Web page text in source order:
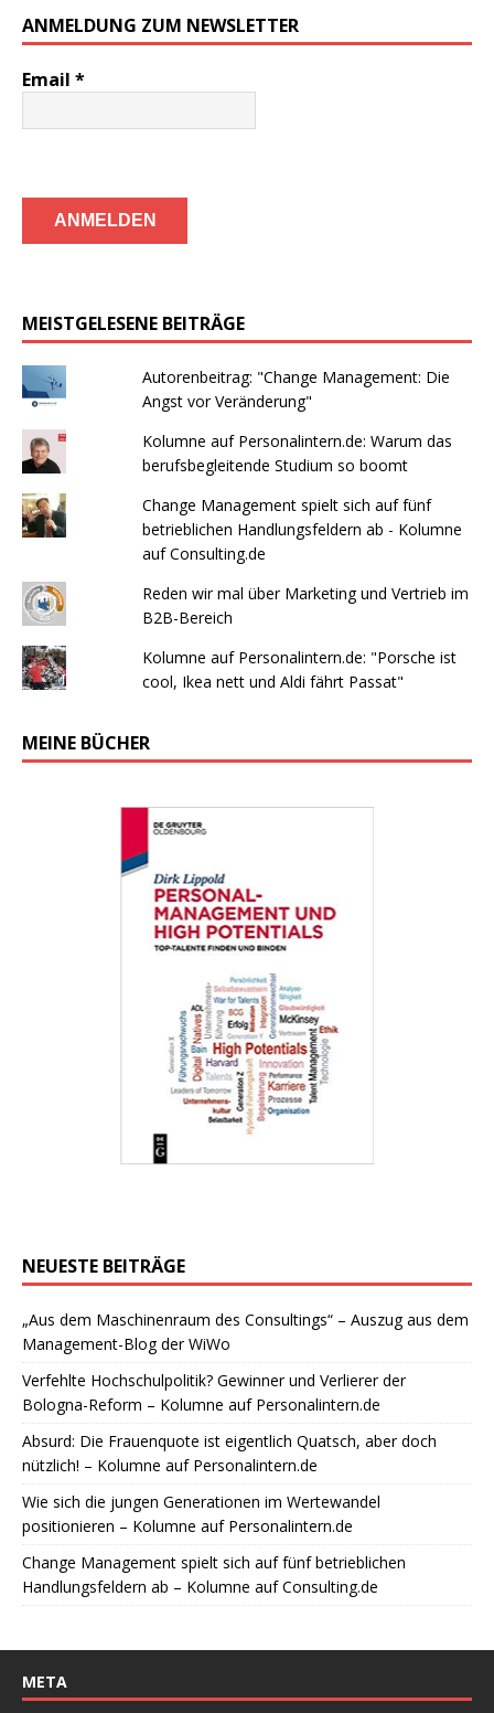
ANMELDUNG ZUM NEWSLETTER
Email *
MEISTGELESENE BEITRÄGE
Autorenbeitrag: "Change Management: Die
Angst vor Veränderung"
Kolumne auf Personalintern.de: Warum das
berufsbegleitende Studium so boomt
Change Management spielt sich auf fünf
betrieblichen Handlungsfeldern ab - Kolumne
auf Consulting.de
Reden wir mal über Marketing und Vertrieb im
B2B-Bereich
Kolumne auf Personalintern.de: "Porsche ist
cool, Ikea nett und Aldi fährt Passat"
MEINE BÜCHER
NEUESTE BEITRÄGE
„Aus dem Maschinenraum des Consultings“ – Auszug aus dem
Management-Blog der WiWo
Verfehlte Hochschulpolitik? Gewinner und Verlierer der
Bologna-Reform – Kolumne auf Personalintern.de
Absurd: Die Frauenquote ist eigentlich Quatsch, aber doch
nützlich! – Kolumne auf Personalintern.de
Wie sich die jungen Generationen im Wertewandel
positionieren – Kolumne auf Personalintern.de
Change Management spielt sich auf fünf betrieblichen
Handlungsfeldern ab – Kolumne auf Consulting.de
META